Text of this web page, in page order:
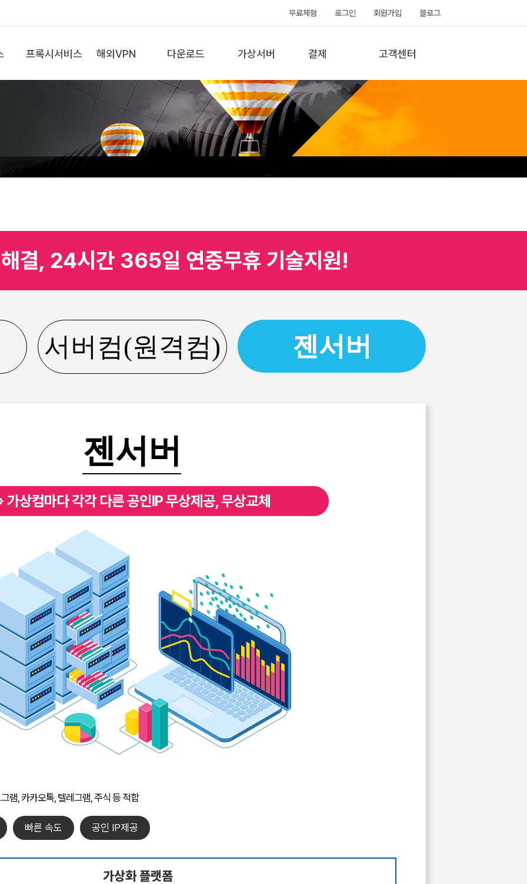
무료체험 로그인 회원가입 블로그
프록시서비스 해외VPN 다운로드 가상서버 결제 고객센터
결, 24시간 365일 연중무휴 기술지원!
서버컴(원격컴) 젠서버
젠서버
상컴마다 각각 다른 공인IP 무상제공, 무상교체
램, 카카오톡, 텔레그램, 주식 등 적합
빠른 속도 공인 IP제공
가상화 플랫폼